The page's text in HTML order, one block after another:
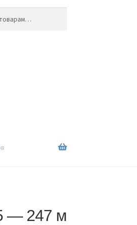
— 247 м